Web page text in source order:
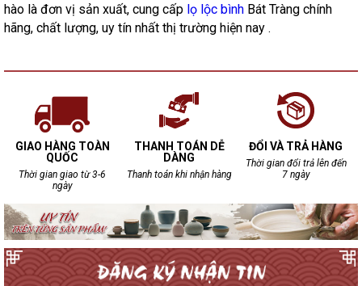
hào là đơn vị sản xuất, cung cấp lọ lộc bình Bát Tràng chính
hãng, chất lượng, uy tín nhất thị trường hiện nay .
GIAO HÀNG TOÀN
QUỐC
Thời gian giao từ 3-6
ngày
THANH TOÁN DỄ
DÀNG
Thanh toán khi nhận hàng
ĐỔI VÀ TRẢ HÀNG
Thời gian đổi trả lên đến
7 ngày